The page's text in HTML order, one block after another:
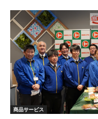
商品サービス